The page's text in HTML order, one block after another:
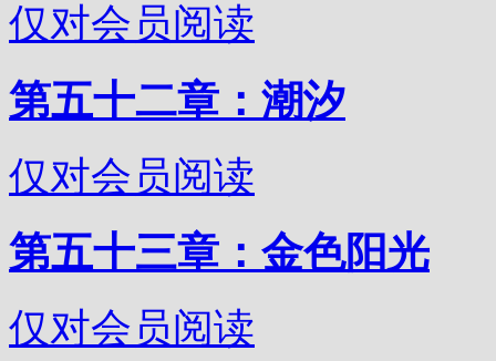
仅对会员阅读
第五十二章：潮汐
仅对会员阅读
第五十三章：金色阳光
仅对会员阅读